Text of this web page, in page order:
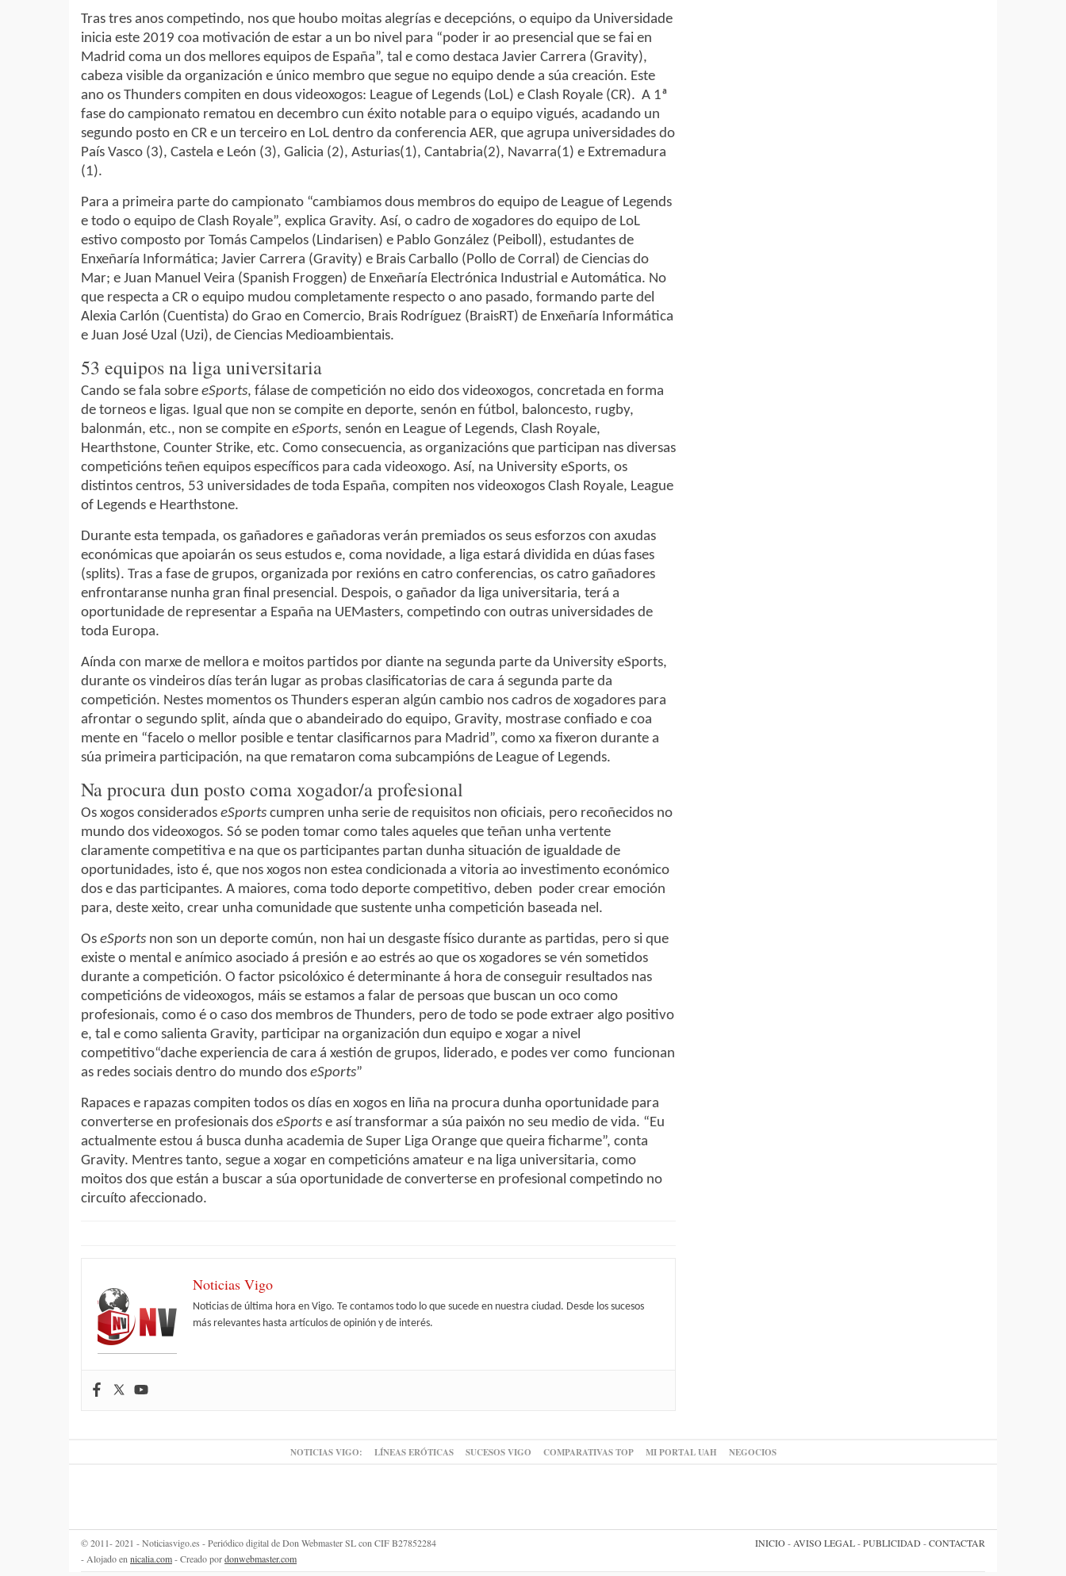
Tras tres anos competindo, nos que houbo moitas alegrías e decepcións, o equipo da Universidade
inicia este 2019 coa motivación de estar a un bo nivel para “poder ir ao presencial que se fai en
Madrid coma un dos mellores equipos de España”, tal e como destaca Javier Carrera (Gravity),
cabeza visible da organización e único membro que segue no equipo dende a súa creación. Este
ano os Thunders compiten en dous videoxogos: League of Legends (LoL) e Clash Royale (CR). A 1ª
fase do campionato rematou en decembro cun éxito notable para o equipo vigués, acadando un
segundo posto en CR e un terceiro en LoL dentro da conferencia AER, que agrupa universidades do
País Vasco (3), Castela e León (3), Galicia (2), Asturias(1), Cantabria(2), Navarra(1) e Extremadura
(1).
Para a primeira parte do campionato “cambiamos dous membros do equipo de League of Legends
e todo o equipo de Clash Royale”, explica Gravity. Así, o cadro de xogadores do equipo de LoL
estivo composto por Tomás Campelos (Lindarisen) e Pablo González (Peiboll), estudantes de
Enxeñaría Informática; Javier Carrera (Gravity) e Brais Carballo (Pollo de Corral) de Ciencias do
Mar; e Juan Manuel Veira (Spanish Froggen) de Enxeñaría Electrónica Industrial e Automática. No
que respecta a CR o equipo mudou completamente respecto o ano pasado, formando parte del
Alexia Carlón (Cuentista) do Grao en Comercio, Brais Rodríguez (BraisRT) de Enxeñaría Informática
e Juan José Uzal (Uzi), de Ciencias Medioambientais.
53 equipos na liga universitaria
Cando se fala sobre eSports, fálase de competición no eido dos videoxogos, concretada en forma
de torneos e ligas. Igual que non se compite en deporte, senón en fútbol, baloncesto, rugby,
balonmán, etc., non se compite en eSports, senón en League of Legends, Clash Royale,
Hearthstone, Counter Strike, etc. Como consecuencia, as organizacións que participan nas diversas
competicións teñen equipos específicos para cada videoxogo. Así, na University eSports, os
distintos centros, 53 universidades de toda España, compiten nos videoxogos Clash Royale, League
of Legends e Hearthstone.
Durante esta tempada, os gañadores e gañadoras verán premiados os seus esforzos con axudas
económicas que apoiarán os seus estudos e, coma novidade, a liga estará dividida en dúas fases
(splits). Tras a fase de grupos, organizada por rexións en catro conferencias, os catro gañadores
enfrontaranse nunha gran final presencial. Despois, o gañador da liga universitaria, terá a
oportunidade de representar a España na UEMasters, competindo con outras universidades de
toda Europa.
Aínda con marxe de mellora e moitos partidos por diante na segunda parte da University eSports,
durante os vindeiros días terán lugar as probas clasificatorias de cara á segunda parte da
competición. Nestes momentos os Thunders esperan algún cambio nos cadros de xogadores para
afrontar o segundo split, aínda que o abandeirado do equipo, Gravity, mostrase confiado e coa
mente en “facelo o mellor posible e tentar clasificarnos para Madrid”, como xa fixeron durante a
súa primeira participación, na que remataron coma subcampións de League of Legends.
Na procura dun posto coma xogador/a profesional
Os xogos considerados eSports cumpren unha serie de requisitos non oficiais, pero recoñecidos no
mundo dos videoxogos. Só se poden tomar como tales aqueles que teñan unha vertente
claramente competitiva e na que os participantes partan dunha situación de igualdade de
oportunidades, isto é, que nos xogos non estea condicionada a vitoria ao investimento económico
dos e das participantes. A maiores, coma todo deporte competitivo, deben poder crear emoción
para, deste xeito, crear unha comunidade que sustente unha competición baseada nel.
Os eSports non son un deporte común, non hai un desgaste físico durante as partidas, pero si que
existe o mental e anímico asociado á presión e ao estrés ao que os xogadores se vén sometidos
durante a competición. O factor psicolóxico é determinante á hora de conseguir resultados nas
competicións de videoxogos, máis se estamos a falar de persoas que buscan un oco como
profesionais, como é o caso dos membros de Thunders, pero de todo se pode extraer algo positivo
e, tal e como salienta Gravity, participar na organización dun equipo e xogar a nivel
competitivo“dache experiencia de cara á xestión de grupos, liderado, e podes ver como funcionan
as redes sociais dentro do mundo dos eSports”
Rapaces e rapazas compiten todos os días en xogos en liña na procura dunha oportunidade para
converterse en profesionais dos eSports e así transformar a súa paixón no seu medio de vida. “Eu
actualmente estou á busca dunha academia de Super Liga Orange que queira ficharme”, conta
Gravity. Mentres tanto, segue a xogar en competicións amateur e na liga universitaria, como
moitos dos que están a buscar a súa oportunidade de converterse en profesional competindo no
circuíto afeccionado.
Noticias Vigo
Noticias de última hora en Vigo. Te contamos todo lo que sucede en nuestra ciudad. Desde los sucesos
más relevantes hasta artículos de opinión y de interés.
NOTICIAS VIGO: LÍNEAS ERÓTICAS SUCESOS VIGO COMPARATIVAS TOP MI PORTAL UAH NEGOCIOS
© 2011- 2021 - Noticiasvigo.es - Periódico digital de Don Webmaster SL con CIF B27852284
- Alojado ennicalia.com- Creado pordonwebmaster.com
INICIO-AVISO LEGAL-PUBLICIDAD -CONTACTAR